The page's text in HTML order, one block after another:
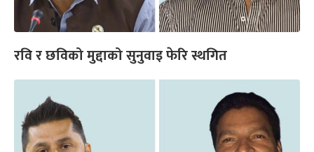
रवि र छविको मुद्दाको सुनुवाइ फेरि स्थगित